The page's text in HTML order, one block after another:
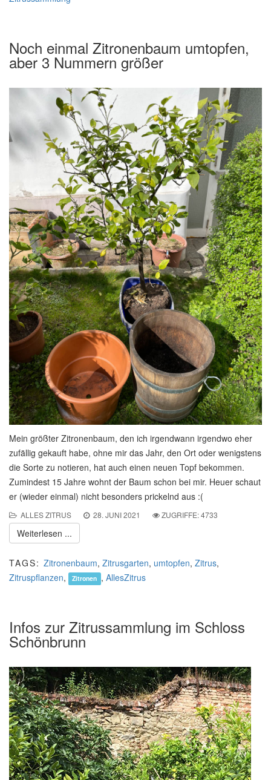
Noch einmal Zitronenbaum umtopfen,
aber 3 Nummern größer
Mein größter Zitronenbaum, den ich irgendwann irgendwo eher
zufällig gekauft habe, ohne mir das Jahr, den Ort oder wenigstens
die Sorte zu notieren, hat auch einen neuen Topf bekommen.
Zumindest 15 Jahre wohnt der Baum schon bei mir. Heuer schaut
er (wieder einmal) nicht besonders prickelnd aus :(
ALLES ZITRUS 28. JUNI 2021 ZUGRIFFE: 4733
Weiterlesen ...
TAGS: Zitronenbaum, Zitrusgarten, umtopfen, Zitrus,
Zitruspflanzen, Zitronen , AllesZitrus
Infos zur Zitrussammlung im Schloss
Schönbrunn